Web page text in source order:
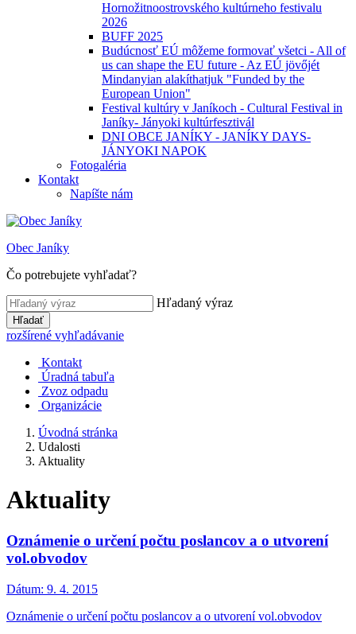
Hornožitnoostrovského kultúrneho festivalu
2026
BUFF 2025
Budúcnosť EÚ môžeme formovať všetci - All of
us can shape the EU future - Az EÚ jövőjét
Mindanyian alakíthatjuk "Funded by the
European Union"
Festival kultúry v Janíkoch - Cultural Festival in
Janíky- Jányoki kultúrfesztivál
DNI OBCE JANÍKY - JANÍKY DAYS-
JÁNYOKI NAPOK
Fotogaléria
Kontakt
Napíšte nám
Obec Janíky
Čo potrebujete vyhľadať?
Hľadaný výraz
Hľadať
rozšírené vyhľadávanie
Kontakt
Úradná tabuľa
Zvoz odpadu
Organizácie
Úvodná stránka
Udalosti
Aktuality
Aktuality
Oznámenie o určení počtu poslancov a o utvorení
vol.obvodov
Dátum: 9. 4. 2015
Oznámenie o určení počtu poslancov a o utvorení vol.obvodov